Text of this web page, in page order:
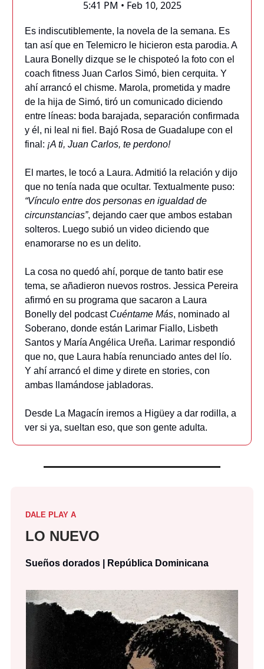
5:41 PM • Feb 10, 2025
Es indiscutiblemente, la novela de la semana. Es
tan así que en Telemicro le hicieron esta parodia. A
Laura Bonelly dizque se le chispoteó la foto con el
coach fitness Juan Carlos Simó, bien cerquita. Y
ahí arrancó el chisme. Marola, prometida y madre
de la hija de Simó, tiró un comunicado diciendo
entre líneas: boda barajada, separación confirmada
y él, ni leal ni fiel. Bajó Rosa de Guadalupe con el
final: ¡A ti, Juan Carlos, te perdono!
El martes, le tocó a Laura. Admitió la relación y dijo
que no tenía nada que ocultar. Textualmente puso:
“Vínculo entre dos personas en igualdad de
circunstancias”, dejando caer que ambos estaban
solteros. Luego subió un video diciendo que
enamorarse no es un delito.
La cosa no quedó ahí, porque de tanto batir ese
tema, se añadieron nuevos rostros. Jessica Pereira
afirmó en su programa que sacaron a Laura
Bonelly del podcast Cuéntame Más, nominado al
Soberano, donde están Larimar Fiallo, Lisbeth
Santos y María Angélica Ureña. Larimar respondió
que no, que Laura había renunciado antes del lío.
Y ahí arrancó el dime y direte en stories, con
ambas llamándose jabladoras.
Desde La Magacín iremos a Higüey a dar rodilla, a
ver si ya, sueltan eso, que son gente adulta.
DALE PLAY A
LO NUEVO
Sueños dorados | República Dominicana